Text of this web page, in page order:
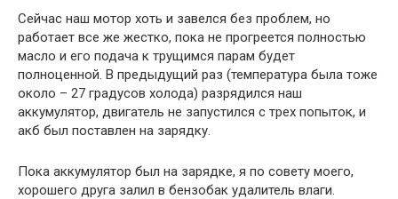
Сейчас наш мотор хоть и завелся без проблем, но
работает все же жестко, пока не прогреется полностью
масло и его подача к трущимся парам будет
полноценной. В предыдущий раз (температура была тоже
около – 27 градусов холода) разрядился наш
аккумулятор, двигатель не запустился с трех попыток, и
акб был поставлен на зарядку.
Пока аккумулятор был на зарядке, я по совету моего,
хорошего друга залил в бензобак удалитель влаги.